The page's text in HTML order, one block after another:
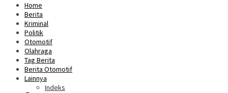
Home
Berita
Kriminal
Politik
Otomotif
Olahraga
Tag Berita
Berita Otomotif
Lainnya
Indeks